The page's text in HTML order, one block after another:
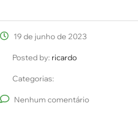
19 de junho de 2023
Posted by: ricardo
Categorias:
Nenhum comentário